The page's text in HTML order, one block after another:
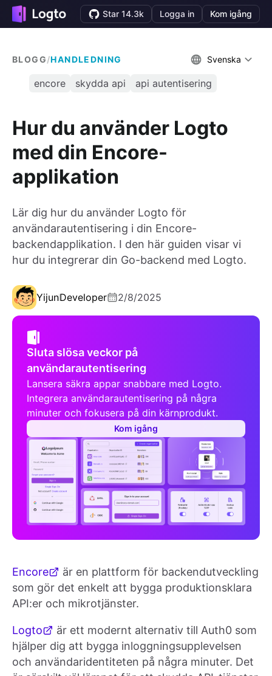
Star 14.3k Logga in Kom igång
BLOGG/HANDLEDNING Svenska
encore skydda api api autentisering
Hur du använder Logto
med din Encore-
applikation
Lär dig hur du använder Logto för
användarautentisering i din Encore-
backendapplikation. I den här guiden visar vi
hur du integrerar din Go-backend med Logto.
YijunDeveloper 2/8/2025
Sluta slösa veckor på
användarautentisering
Lansera säkra appar snabbare med Logto.
Integrera användarautentisering på några
minuter och fokusera på din kärnprodukt.
Kom igång
Encore
är en plattform för backendutveckling
som gör det enkelt att bygga produktionsklara
API:er och mikrotjänster.
Logto
är ett modernt alternativ till Auth0 som
hjälper dig att bygga inloggningsupplevelsen
och användaridentiteten på några minuter. Det